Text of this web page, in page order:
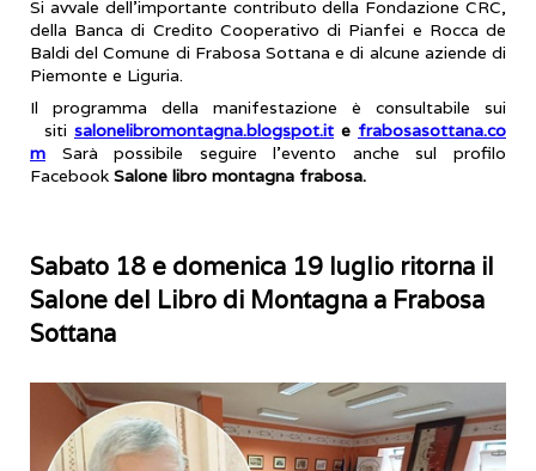
Si avvale dell’importante contributo della Fondazione CRC,
della Banca di Credito Cooperativo di Pianfei e Rocca de
Baldi del Comune di Frabosa Sottana e di alcune aziende di
Piemonte e Liguria.
Il programma della manifestazione è consultabile sui
siti salonelibromontagna.blogspot.it e frabosasottana.co
m Sarà possibile seguire l’evento anche sul profilo
Facebook Salone libro montagna frabosa.
Sabato 18 e domenica 19 luglio ritorna il
Salone del Libro di Montagna a Frabosa
Sottana